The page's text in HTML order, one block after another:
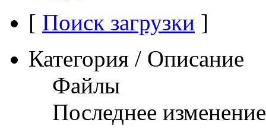
[ Поиск загрузки ]
Категория / Описание
Файлы
Последнее изменение